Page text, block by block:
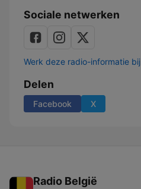
Sociale netwerken
Werk deze radio-informatie bij
Delen
Facebook X
Radio België